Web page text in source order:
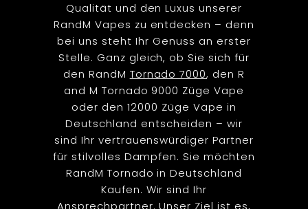
Qualität und den Luxus unserer
RandM Vapes zu entdecken – denn
bei uns steht Ihr Genuss an erster
Stelle. Ganz gleich, ob Sie sich für
den RandM Tornado 7000, den R
and M Tornado 9000 Züge Vape
oder den 12000 Züge Vape in
Deutschland entscheiden – wir
sind Ihr vertrauenswürdiger Partner
für stilvolles Dampfen. Sie möchten
RandM Tornado in Deutschland
Kaufen. Wir sind Ihr
Ansprechpartner. Unser Ziel ist es,